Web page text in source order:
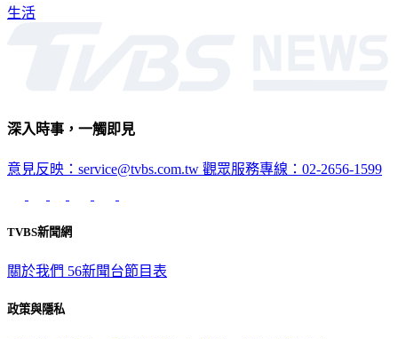
生活
深入時事，一觸即見
意見反映：service@tvbs.com.tw 觀眾服務專線：02-2656-1599
TVBS新聞網
關於我們 56新聞台節目表
政策與隱私